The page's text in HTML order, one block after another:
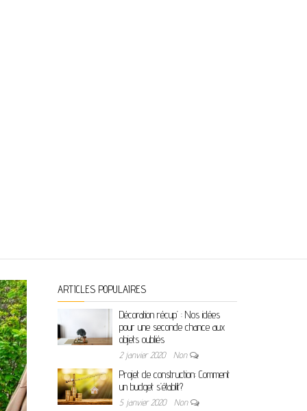
ARTICLES POPULAIRES
Décoration récup’ : Nos idées
pour une seconde chance aux
objets oubliés
2 janvier 2020 Non
Projet de construction: Comment
un budget s’établit?
5 janvier 2020 Non